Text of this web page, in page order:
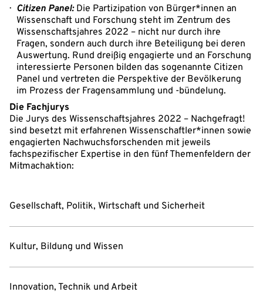
Citizen Panel:Die Partizipation von Bürger*innen an
Wissenschaft und Forschung steht im Zentrum des
Wissenschaftsjahres 2022 – nicht nur durch ihre
Fragen, sondern auch durch ihre Beteiligung bei deren
Auswertung. Rund dreißig engagierte und an Forschung
interessierte Personen bilden das sogenannte Citizen
Panel und vertreten die Perspektive der Bevölkerung
im Prozess der Fragensammlung und -bündelung.
Die Fachjurys
Die Jurys des Wissenschaftsjahres 2022 – Nachgefragt!
sind besetzt mit erfahrenen Wissenschaftler*innen sowie
engagierten Nachwuchsforschenden mit jeweils
fachspezifischer Expertise in den fünf Themenfeldern der
Mitmachaktion:
Gesellschaft, Politik, Wirtschaft und Sicherheit
Kultur, Bildung und Wissen
Innovation, Technik und Arbeit